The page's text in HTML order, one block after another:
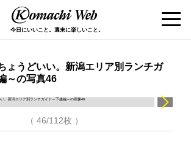
今日にいいこと。週末に楽しいこと。
ょうどいい。新潟エリア別ランチガ
～の写真46
（ 46/112枚 ）